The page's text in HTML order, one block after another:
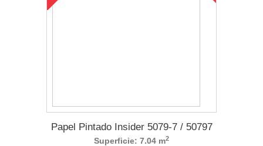
Papel Pintado Insider 5079-7 / 50797
Superficie: 7.04 m2